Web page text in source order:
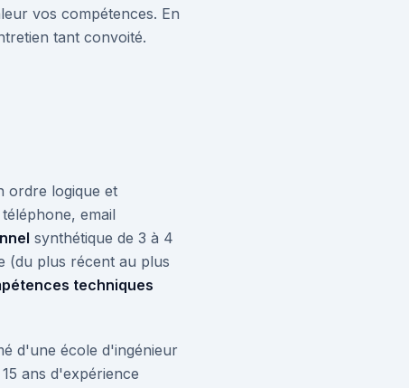
vos compétences. En
tant convoité.
ordre logique et
email
synthétique de 3 à 4
(du plus récent au plus
techniques
d'une école d'ingénieur
ans d'expérience